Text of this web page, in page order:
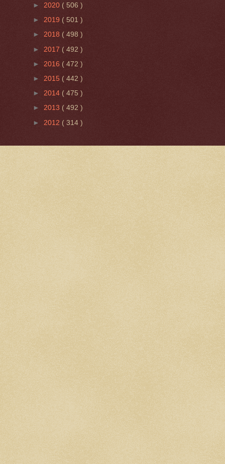
► 2020 ( 506 )
► 2019 ( 501 )
► 2018 ( 498 )
► 2017 ( 492 )
► 2016 ( 472 )
► 2015 ( 442 )
► 2014 ( 475 )
► 2013 ( 492 )
► 2012 ( 314 )